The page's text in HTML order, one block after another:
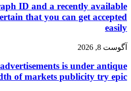
ID and a recently available
that you can get accepted
easily
آگوست 8, 2026
is under antique
of markets publicity try epic